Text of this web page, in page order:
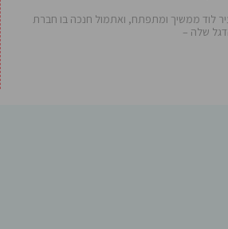
לוד ממשיך ומתפתח, ואתמול חנכה בו חברת